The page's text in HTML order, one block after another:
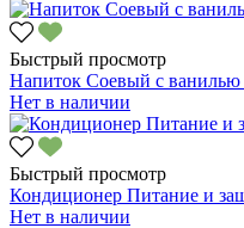
Быстрый просмотр
Напиток Соевый с ванилью
Нет в наличии
Быстрый просмотр
Кондиционер Питание и
Нет в наличии